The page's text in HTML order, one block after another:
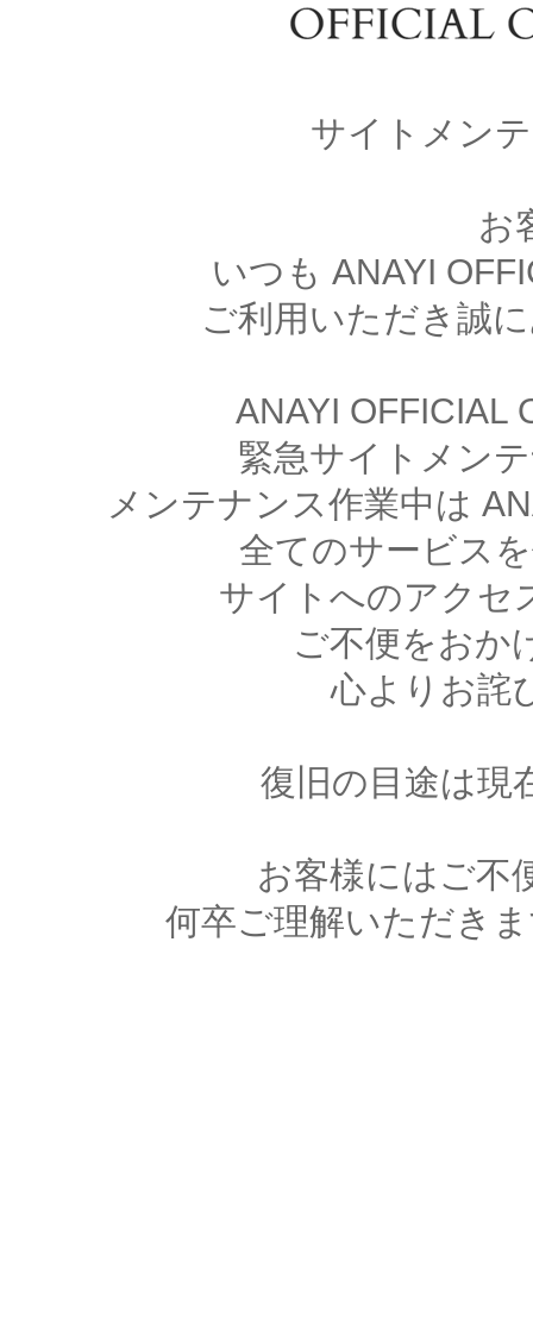
サイトメン
お
いつも ANAYI
ご利用いただき誠
ANAYI OFFICIAL
緊急サイトメン
メンテナンス作業中は
全てのサービス
サイトへのアクセ
ご不便をおか
心よりお詫
復旧の目途は現
お客様にはご不
何卒ご理解いただき